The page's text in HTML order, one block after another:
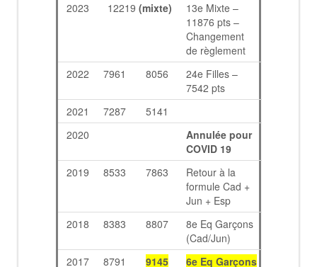
2023
12219 (mixte)
13e Mixte –
11876 pts –
Changement
de règlement
2022
7961 8056
24e Filles –
7542 pts
2021
7287
5141
2020
Annulée pour
COVID 19
2019
8533 7863
Retour à la
formule Cad +
Jun + Esp
2018
8383 8807
8e Eq Garçons
(Cad/Jun)
2017
8791 9145
6e Eq Garçons